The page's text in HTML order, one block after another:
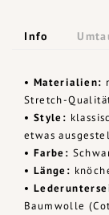
Info
• Materialien:
Stretch-
• Style:
etwas
• Farbe:
• Länge:
•
Baumwolle